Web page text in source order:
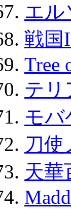
エル
戦国
Tree
テリ
モバ
刀使
天華